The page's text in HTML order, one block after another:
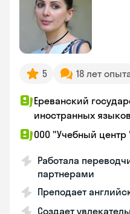
5 18 лет
Ереванский
иностранных
ООО "Учебный
Работала
партнерами
Преподает
Создает